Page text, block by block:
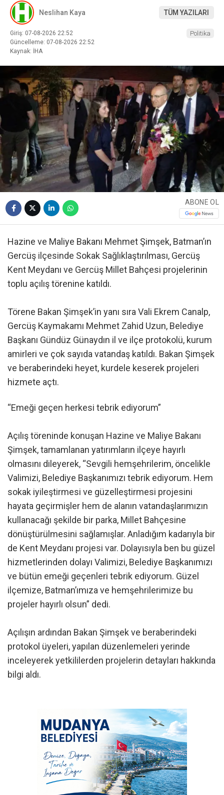
Neslihan Kaya TÜM YAZILARI
Giriş: 07-08-2026 22:52
Güncelleme: 07-08-2026 22:52
Kaynak: İHA
Politika
ABONE OL
Hazine ve Maliye Bakanı Mehmet Şimşek, Batman’ın
Gercüş ilçesinde Sokak Sağlıklaştırılması, Gercüş
Kent Meydanı ve Gercüş Millet Bahçesi projelerinin
toplu açılış törenine katıldı.
Törene Bakan Şimşek’in yanı sıra Vali Ekrem Canalp,
Gercüş Kaymakamı Mehmet Zahid Uzun, Belediye
Başkanı Gündüz Günaydın il ve ilçe protokolü, kurum
amirleri ve çok sayıda vatandaş katıldı. Bakan Şimşek
ve beraberindeki heyet, kurdele keserek projeleri
hizmete açtı.
“Emeği geçen herkesi tebrik ediyorum”
Açılış töreninde konuşan Hazine ve Maliye Bakanı
Şimşek, tamamlanan yatırımların ilçeye hayırlı
olmasını dileyerek, “Sevgili hemşehrilerim, öncelikle
Valimizi, Belediye Başkanımızı tebrik ediyorum. Hem
sokak iyileştirmesi ve güzelleştirmesi projesini
hayata geçirmişler hem de alanın vatandaşlarımızın
kullanacağı şekilde bir parka, Millet Bahçesine
dönüştürülmesini sağlamışlar. Anladığım kadarıyla bir
de Kent Meydanı projesi var. Dolayısıyla ben bu güzel
hizmetlerinden dolayı Valimizi, Belediye Başkanımızı
ve bütün emeği geçenleri tebrik ediyorum. Güzel
ilçemize, Batman’ımıza ve hemşehrilerimize bu
projeler hayırlı olsun” dedi.
Açılışın ardından Bakan Şimşek ve beraberindeki
protokol üyeleri, yapılan düzenlemeleri yerinde
inceleyerek yetkililerden projelerin detayları hakkında
bilgi aldı.